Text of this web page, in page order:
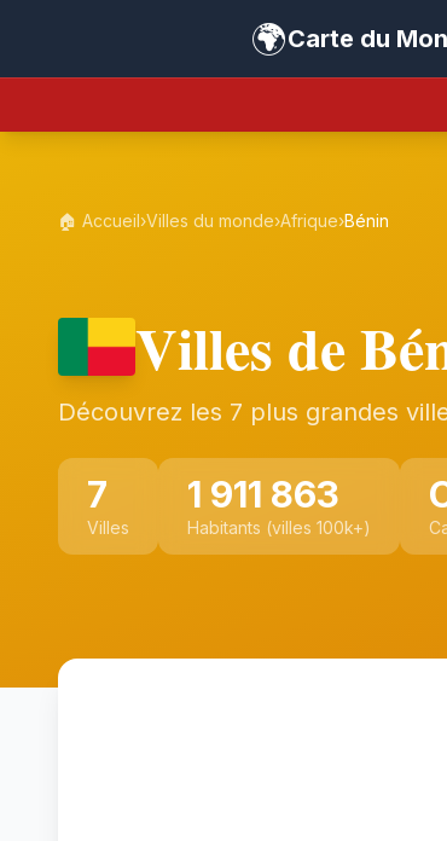
🌍Carte du
🏠 Accueil›Villes du monde›Afrique›Bénin
Villes de
Découvrez les 7 plus grandes
7
Villes
1 911 863
Habitants (villes 100k+)